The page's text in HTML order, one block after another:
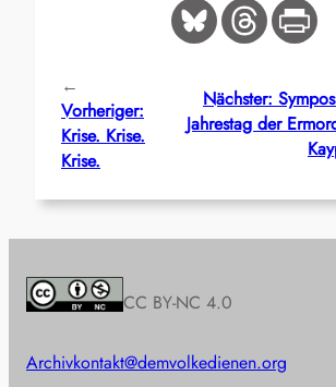
←
Vorheriger:
Krise. Krise.
Krise.
Nächster:
Jahrestag der
CC BY-NC 4.0
Archivkontakt@demvolkedienen.org